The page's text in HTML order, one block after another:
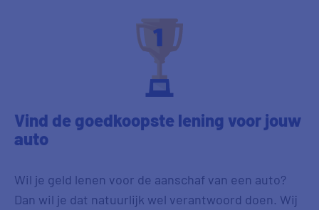
Vind de goedkoopste lening voor jouw
auto
Wil je geld lenen voor de aanschaf van een auto?
Dan wil je dat natuurlijk wel verantwoord doen. Wij